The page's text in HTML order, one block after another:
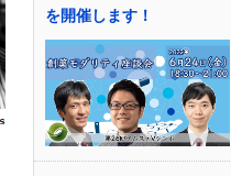
を開催します！